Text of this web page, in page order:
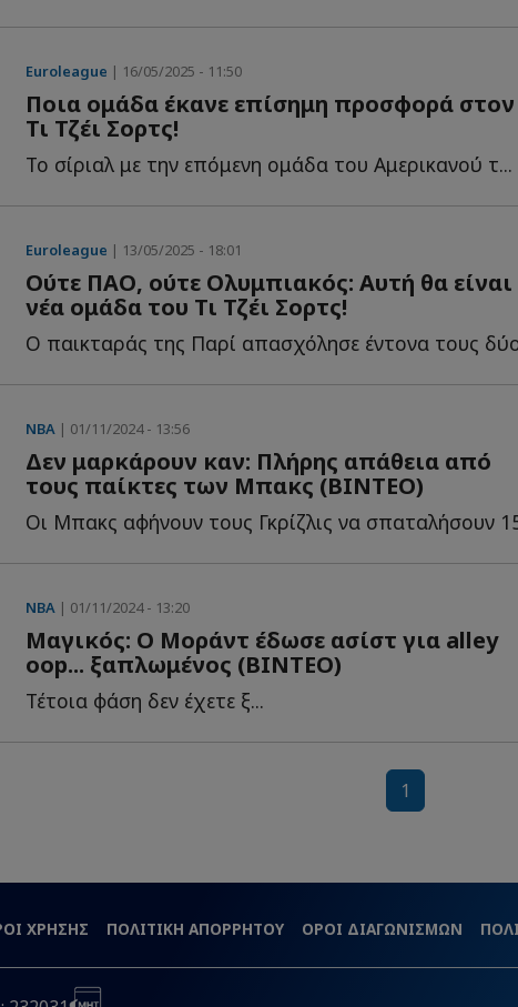
Euroleague | 16/05/2025 - 11:50
Ποια ομάδα έκανε επίσημη προσφορά στον
Τι Τζέι Σορτς!
Το σίριαλ με την επόμενη ομάδα του Αμερικανού τ...
Euroleague | 13/05/2025 - 18:01
Ούτε ΠΑΟ, ούτε Ολυμπιακός: Αυτή θα είναι
νέα ομάδα του Τι Τζέι Σορτς!
NBA | 01/11/2024 - 13:56
Δεν μαρκάρουν καν: Πλήρης απάθεια από
τους παίκτες των Μπακς (ΒΙΝΤΕΟ)
NBA | 01/11/2024 - 13:20
Μαγικός: Ο Μοράντ έδωσε ασίστ για alley
oop... ξαπλωμένος (ΒΙΝΤΕΟ)
Τέτοια φάση δεν έχετε ξ...
1
ΧΡΗΣΗΣ ΠΟΛΙΤΙΚΗ ΑΠΟΡΡΗΤΟΥ ΟΡΟΙ ΔΙΑΓΩΝΙΣΜΩΝ